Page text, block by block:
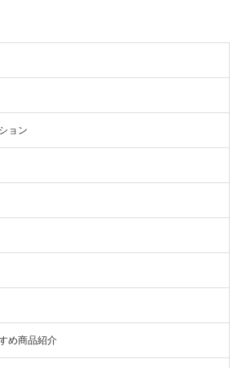
ョン
め商品紹介